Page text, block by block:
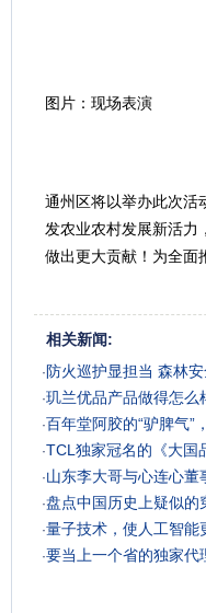
图片：现场表演
通州区将以举办此次活
发农业农村发展新活力
做出更大贡献！为全面
相关新闻:
·防火巡护显担当 森林
·玑兰优品产品做得怎么
·百年堂阿胶的“驴脾气”
·TCL独家冠名的《大国
·山东李大哥与心连心
·盘点中国历史上疑似的
·量子技术，使人工智能
·要当上一个省的独家代